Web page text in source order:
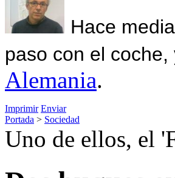
Hace
paso con el
Alemania.
Imprimir Enviar
Portada > Sociedad
Uno de ellos, el